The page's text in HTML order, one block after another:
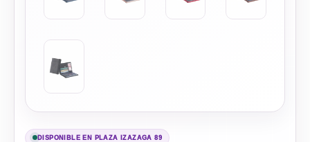
DISPONIBLE EN PLAZA IZAZAGA 89